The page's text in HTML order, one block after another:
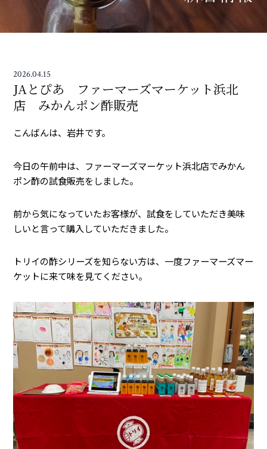
2026.04.15
JAとぴあ ファーマーズマーケット浜北
店 みかんポン酢販売
こんばんは、岩井です。
今日の午前中は、ファーマーズマーケット浜北店でみかん
ポン酢の試食販売をしました。
前から気になっていたお客様が、試食をしていただき美味
しいと言って購入していただきました。
トリイの酢シリーズを知らない方は、一度ファーマーズマー
ケットに来て味を見てください。